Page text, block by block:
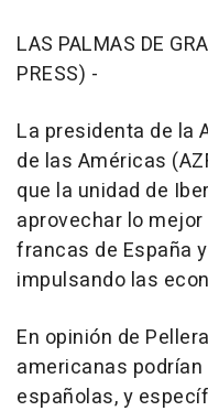
LAS PALMAS DE
PRESS) -
La presidenta de la
de las Américas
que la unidad de
aprovechar lo
francas de España
impulsando las
En opinión de
americanas
españolas, y